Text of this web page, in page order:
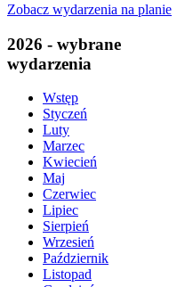
Zobacz wydarzenia na planie
2026 - wybrane
wydarzenia
Wstęp
Styczeń
Luty
Marzec
Kwiecień
Maj
Czerwiec
Lipiec
Sierpień
Wrzesień
Październik
Listopad